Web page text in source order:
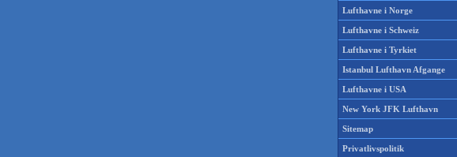
Lufthavne i Norge
Lufthavne i Schweiz
Lufthavne i Tyrkiet
Istanbul Lufthavn Afgange
Lufthavne i USA
New York JFK Lufthavn
Sitemap
Privatlivspolitik